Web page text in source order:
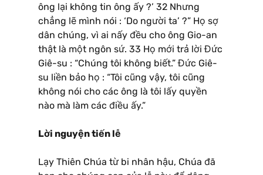
ông lại không tin ông ấy ?’ 32 Nhưng
chẳng lẽ mình nói : ‘Do người ta’ ?” Họ sợ
dân chúng, vì ai nấy đều cho ông Gio-an
thật là một ngôn sứ. 33 Họ mới trả lời Đức
Giê-su : “Chúng tôi không biết.” Đức Giê-
su liền bảo họ : “Tôi cũng vậy, tôi cũng
không nói cho các ông là tôi lấy quyền
nào mà làm các điều ấy.”
Lời nguyện tiến lễ
Lạy Thiên Chúa từ bi nhân hậu, Chúa đã